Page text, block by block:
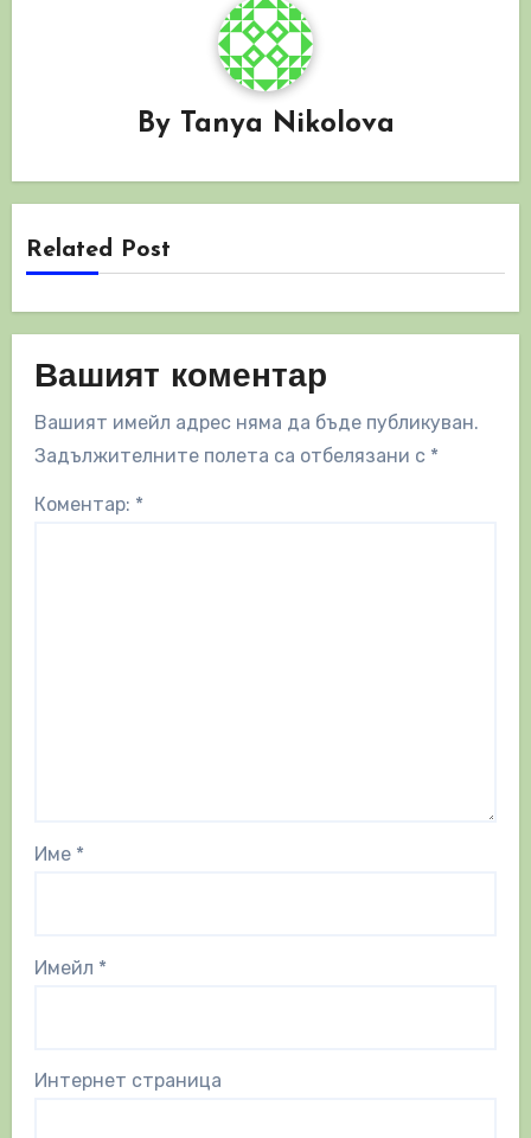
By Tanya Nikolova
Related Post
Вашият коментар
Вашият имейл адрес няма да бъде публикуван.
Задължителните полета са отбелязани с *
Коментар: *
Име *
Имейл *
Интернет страница